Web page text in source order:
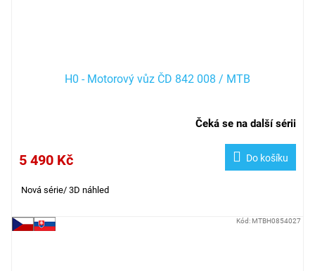
H0 - Motorový vůz ČD 842 008 / MTB
Čeká se na další sérii
5 490 Kč Do košíku
Nová série/ 3D náhled
Kód:MTBH0854027